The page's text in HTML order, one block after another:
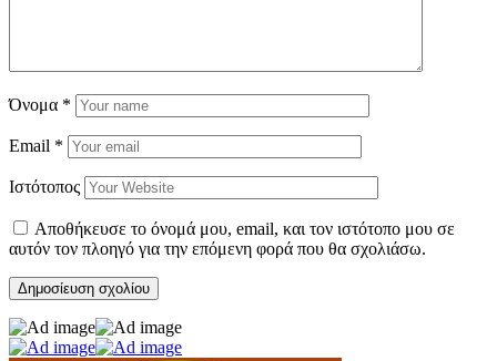
Όνομα *
Email *
Ιστότοπος
Αποθήκευσε το όνομά μου, email, και τον ιστότοπο μου σε
αυτόν τον πλοηγό για την επόμενη φορά που θα σχολιάσω.